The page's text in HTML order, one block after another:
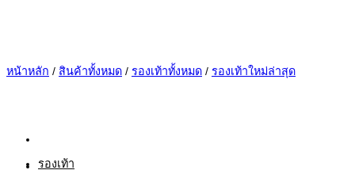
เนื้อหา
รองเท้า
หน้าหลัก / สินค้าทั้งหมด / รองเท้าทั้งหมด / รองเท้าใหม่ล่าสุด